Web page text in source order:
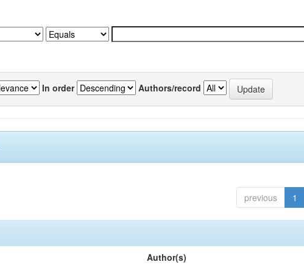
In order Authors/record
previous 1
Author(s)